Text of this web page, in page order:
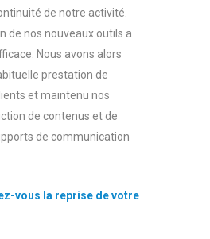
de notre activité.
de nos nouveaux outils a
Nous avons alors
prestation de
et maintenu nos
de contenus et de
de communication
vous la reprise de votre